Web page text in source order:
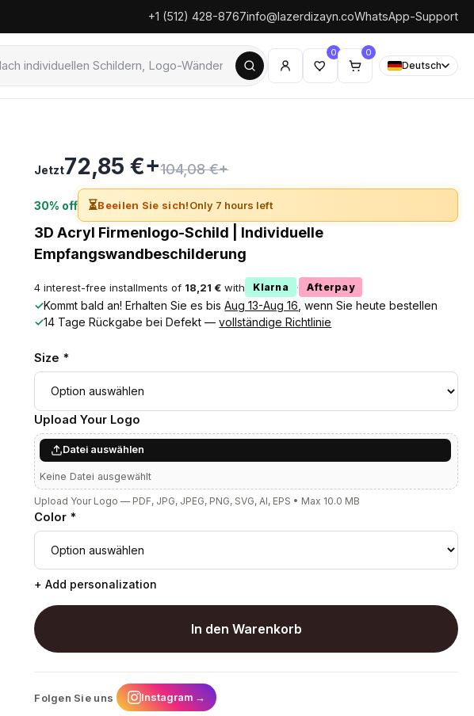
+1 (512) 428-8767info@lazerdizayn.coWhatsApp-Support
0 0
Deutsch
Jetzt72,85 €+104,08 €+
30% off ⏳Beeilen Sie sich!Only 7 hours left
3D Acryl Firmenlogo-Schild | Individuelle
Empfangswandbeschilderung
4 interest-free installments of 18,21 € with Klarna · Afterpay
✓Kommt bald an! Erhalten Sie es bisAug 13-Aug 16 , wenn Sie heute bestellen
✓14 Tage Rückgabe bei Defekt —vollständige Richtlinie
Size *
Upload Your Logo
Datei auswählen
Keine Datei ausgewählt
Upload Your Logo — PDF, JPG, JPEG, PNG, SVG, AI, EPS • Max 10.0 MB
Color *
+ Add personalization
In den Warenkorb
Folgen Sie uns Instagram →